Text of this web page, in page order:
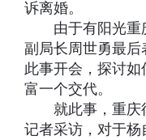
诉离婚。
由于有阳光重
副局长周世勇最
此事开会，探讨
富一个交代。
就此事，重庆律
记者采访，对于杨